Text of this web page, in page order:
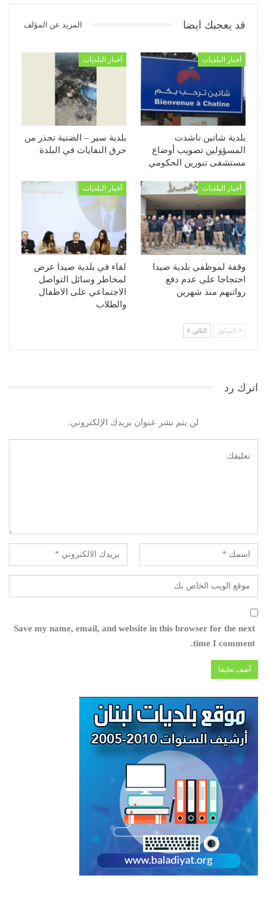
قد يعجبك ايضا المزيد عن المؤلف
أخبار البلديات
بلدية شاتين ناشدت
المسؤولين تصويب أوضاع
مستشفى تنورين الحكومي
أخبار البلديات
بلدية سير – الضنية تحذر من
حرق النفايات في البلدة
أخبار البلديات
وقفة لموظفي بلدية صيدا
احتجاجا على عدم دفع
رواتبهم منذ شهرين
أخبار البلديات
لقاء في بلدية صيدا عرض
لمخاطر وسائل التواصل
الاجتماعي على الاطفال
والطلاب
السابق التالي
اترك رد
لن يتم نشر عنوان بريدك الإلكتروني.
Save my name, email, and website in this browser for the next
time I comment.